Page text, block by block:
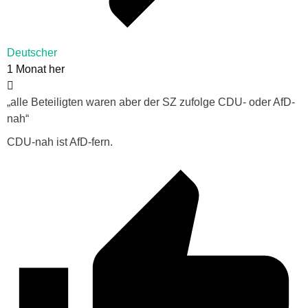
Deutscher
1 Monat her
„alle Beteiligten waren aber der SZ zufolge CDU- oder AfD-
nah“
CDU-nah ist AfD-fern.